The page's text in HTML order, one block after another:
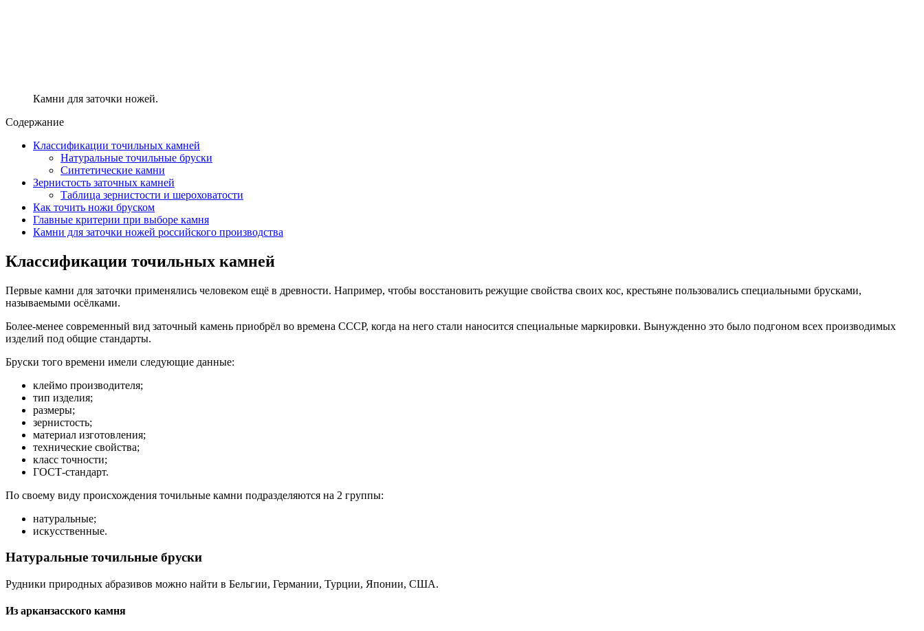
Камни для заточки ножей.
Содержание
Классификации точильных камней
Натуральные точильные бруски
Синтетические камни
Зернистость заточных камней
Таблица зернистости и шероховатости
Как точить ножи бруском
Главные критерии при выборе камня
Камни для заточки ножей российского производства
Классификации точильных камней
Первые камни для заточки применялись человеком ещё в древности. Например, чтобы восстановить режущие свойства своих кос, крестьяне пользовались специальными брусками,
называемыми осёлками.
Более-менее современный вид заточный камень приобрёл во времена СССР, когда на него стали наносится специальные маркировки. Вынужденно это было подгоном всех производимых
изделий под общие стандарты.
Бруски того времени имели следующие данные:
клеймо производителя;
тип изделия;
размеры;
зернистость;
материал изготовления;
технические свойства;
класс точности;
ГОСТ-стандарт.
По своему виду происхождения точильные камни подразделяются на 2 группы:
натуральные;
искусственные.
Натуральные точильные бруски
Рудники природных абразивов можно найти в Бельгии, Германии, Турции, Японии, США.
Из арканзасского камня